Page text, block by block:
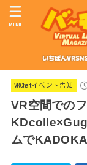
MENU
VRChatイベント告知
VR空間での
ムで